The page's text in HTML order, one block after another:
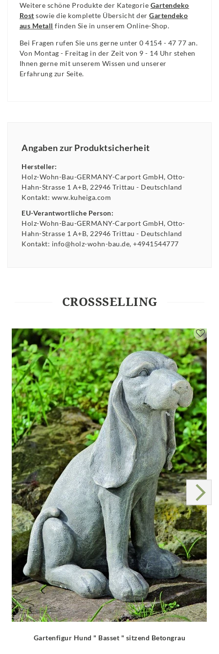
Weitere schöne Produkte der Kategorie Gartendeko
Rost sowie die komplette Übersicht derGartendeko
aus Metall finden Sie in unserem Online-Shop.
Bei Fragen rufen Sie uns gerne unter 0 4154 - 47 77 an.
Von Montag - Freitag in der Zeit von 9 - 14 Uhr stehen
Ihnen gerne mit unserem Wissen und unserer
Erfahrung zur Seite.
Angaben zur Produktsicherheit
Hersteller:
Holz-Wohn-Bau-GERMANY-Carport GmbH Otto-
Hahn-Strasse 1 A+B 22946 Trittau
Deutschland
Kontakt: www.kuheiga.com
EU-Verantwortliche Person:
Holz-Wohn-Bau-GERMANY-Carport GmbH Otto-
Hahn-Strasse 1 A+B 22946 Trittau
Deutschland
Kontakt: info@holz-wohn-bau.de +4941544777
CROSSSELLING
Gartenfigur Hund " Basset " sitzend Betongrau